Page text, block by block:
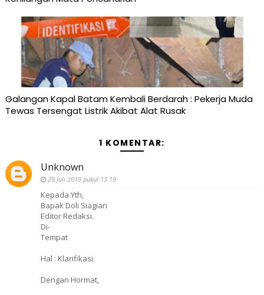
Galangan Kapal Batam Kembali Berdarah : Pekerja Muda
Tewas Tersengat Listrik Akibat Alat Rusak
1 KOMENTAR:
Unknown
29 Juli 2019 pukul 13.19
Kepada Yth,
Bapak Doli Siagian
Editor Redaksi.
Di-
Tempat
Hal : Klarifikasi
Dengan Hormat,